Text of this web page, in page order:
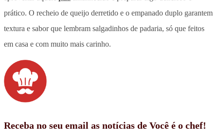
prático. O recheio de queijo derretido e o empanado duplo garantem
textura e sabor que lembram salgadinhos de padaria, só que feitos
em casa e com muito mais carinho.
Receba no seu email as notícias de Você é o chef!